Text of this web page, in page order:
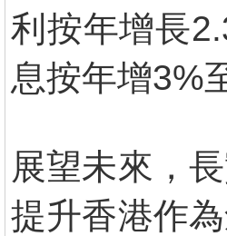
利按年增長
息按年增3%
展望未來，
提升香港作